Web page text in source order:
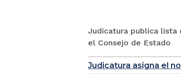
Judicatura publica lista
el Consejo de Estado
Judicatura asigna el